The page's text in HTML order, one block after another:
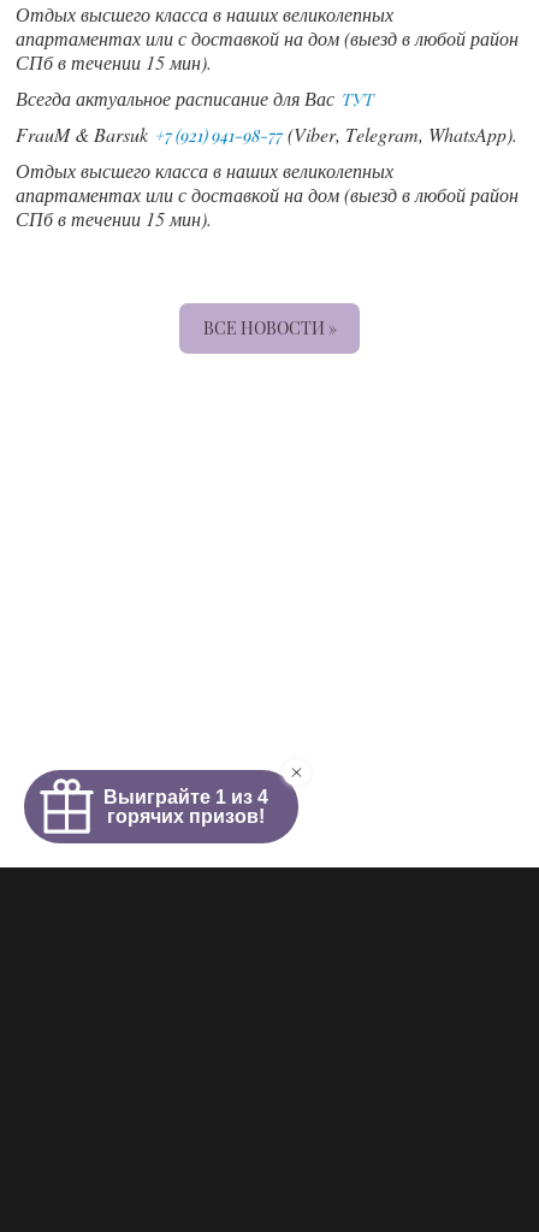
Отдых высшего класса в наших великолепных
апартаментах или с доставкой на дом (выезд в любой район
СПб в течении 15 мин).
Всегда актуальное расписание для Вас ТУТ
FrauM & Barsuk +7 (921) 941-98-77(Viber, Telegram, WhatsApp).
Отдых высшего класса в наших великолепных
апартаментах или с доставкой на дом (выезд в любой район
СПб в течении 15 мин).
ВСЕ НОВОСТИ »